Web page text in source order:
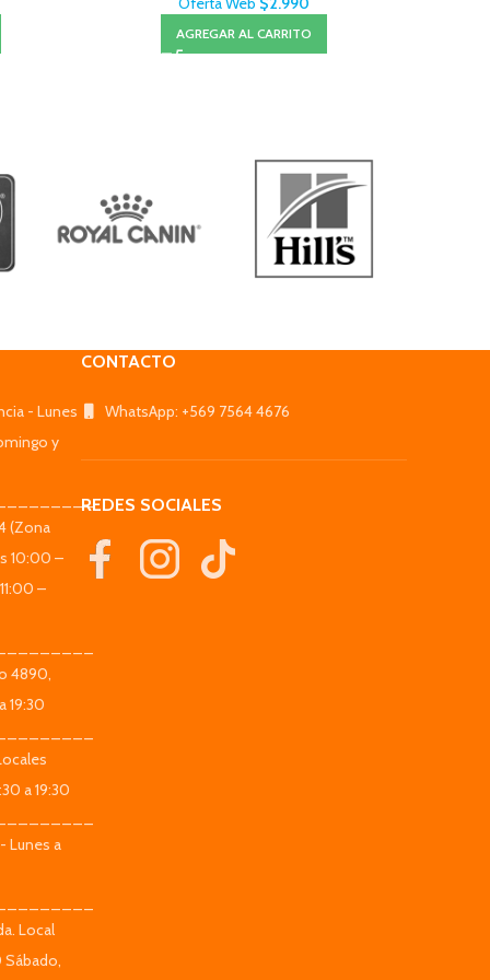
AGREGAR AL CARRITO
- Lunes
y
(Zona
10:00 –
–
4890,
19:30
a 19:30
Lunes a
Local
CONTACTO
WhatsApp: +569 7564 4676
REDES SOCIALES